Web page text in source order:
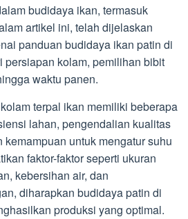
budidaya ikan, termasuk
artikel ini, telah dijelaskan
panduan budidaya ikan patin di
persiapan kolam, pemilihan bibit
waktu panen.
terpal ikan memiliki beberapa
lahan, pengendalian kualitas
untuk mengatur suhu
faktor-faktor seperti ukuran
kebersihan air, dan
diharapkan budidaya patin di
produksi yang optimal.